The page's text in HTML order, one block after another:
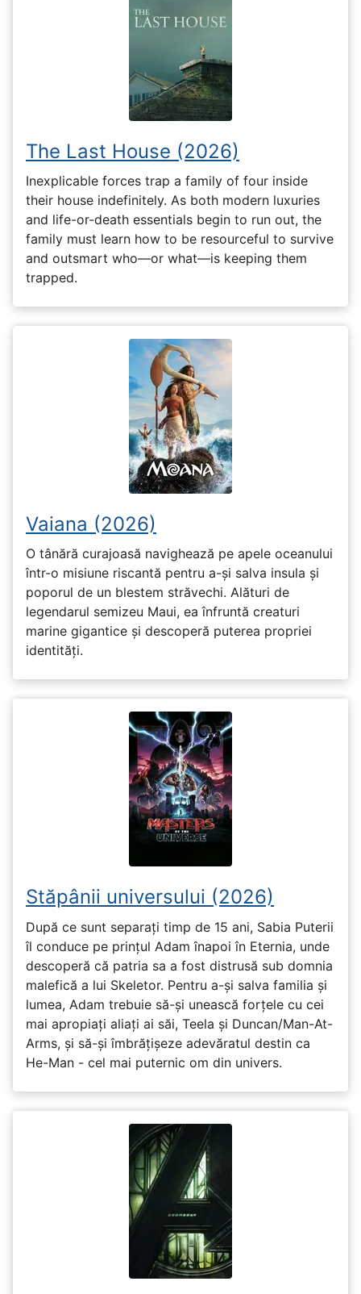
The Last House (2026)
Inexplicable forces trap a family of four inside
their house indefinitely. As both modern luxuries
and life-or-death essentials begin to run out, the
family must learn how to be resourceful to survive
and outsmart who—or what—is keeping them
trapped.
Vaiana (2026)
O tânără curajoasă navighează pe apele oceanului
într-o misiune riscantă pentru a-și salva insula și
poporul de un blestem străvechi. Alături de
legendarul semizeu Maui, ea înfruntă creaturi
marine gigantice și descoperă puterea propriei
identități.
Stăpânii universului (2026)
După ce sunt separați timp de 15 ani, Sabia Puterii
îl conduce pe prințul Adam înapoi în Eternia, unde
descoperă că patria sa a fost distrusă sub domnia
malefică a lui Skeletor. Pentru a-și salva familia și
lumea, Adam trebuie să-și unească forțele cu cei
mai apropiați aliați ai săi, Teela și Duncan/Man-At-
Arms, și să-și îmbrățișeze adevăratul destin ca
He-Man - cel mai puternic om din univers.